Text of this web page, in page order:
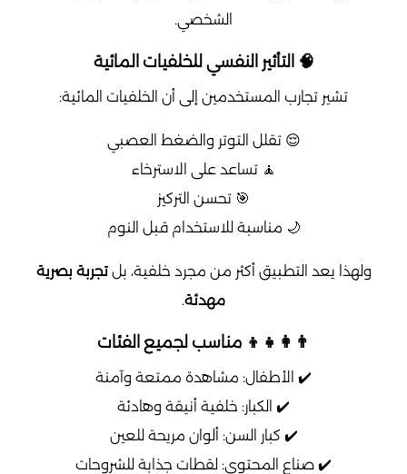
الشخصي.
🧠 التأثير النفسي للخلفيات المائية
تشير تجارب المستخدمين إلى أن الخلفيات المائية:
😌 تقلل التوتر والضغط العصبي
🧘 تساعد على الاسترخاء
🎯 تحسن التركيز
🌙 مناسبة للاستخدام قبل النوم
ولهذا يعد التطبيق أكثر من مجرد خلفية، بلتجربة بصرية
مهدئة.
👨‍👩‍👧‍👦 مناسب لجميع الفئات
✔️ الأطفال: مشاهدة ممتعة وآمنة
✔️ الكبار: خلفية أنيقة وهادئة
✔️ كبار السن: ألوان مريحة للعين
✔️ صناع المحتوى: لقطات جذابة للشروحات